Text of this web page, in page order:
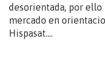
desorientada, por
mercado en
Hispasat....